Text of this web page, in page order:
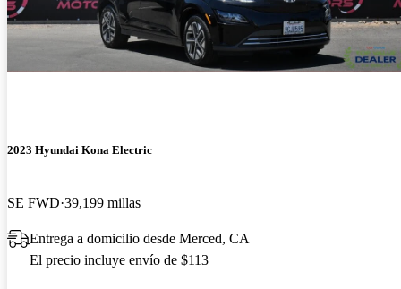
2023 Hyundai Kona Electric
SE FWD 39,199 millas
Entrega a domicilio desde Merced, CA
El precio incluye envío de $113